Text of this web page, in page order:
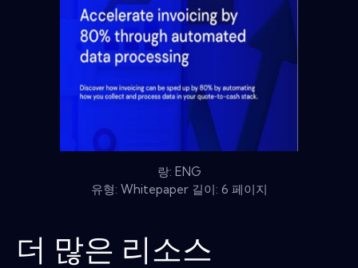
랑: ENG
유형: Whitepaper 길이: 6 페이지
더 많은 리소스